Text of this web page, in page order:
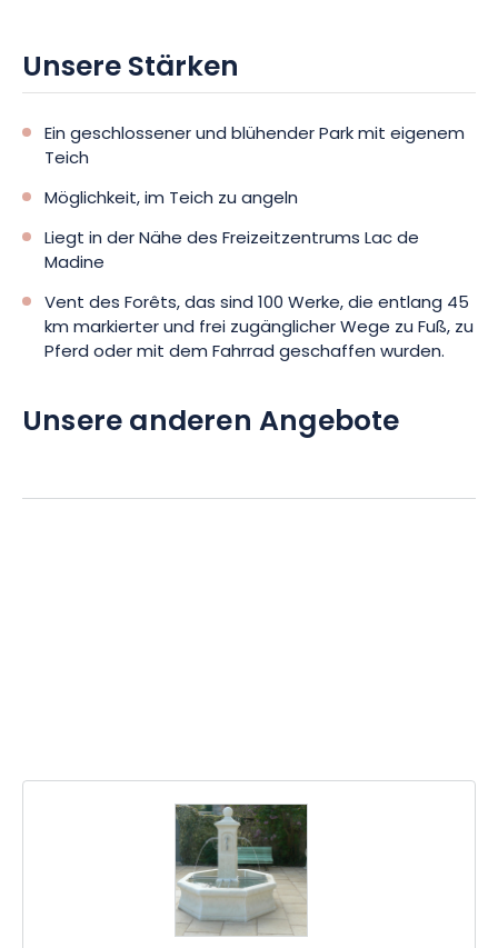
Der Ort ist ideal, um sich zu erholen. Er befindet sich in :
5 Minuten zu Fuß zum Canal de l’Est oder zur Maas, um
fahren oder zu angeln.
10 Minuten zu Fuß zu den Geschäften in Sampigny: Metzgerei,
Tabak-Presse, Lebensmittelgeschäft, Feinkostladen.
Unsere Stärken
Ein geschlossener und blühender Park mit eigenem
Teich
Möglichkeit, im Teich zu angeln
Liegt in der Nähe des Freizeitzentrums Lac de
Madine
Vent des Forêts, das sind 100 Werke, die entlang 45
km markierter und frei zugänglicher Wege zu Fuß, zu
Pferd oder mit dem Fahrrad geschaffen wurden.
Unsere anderen Angebote